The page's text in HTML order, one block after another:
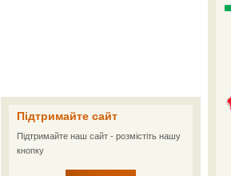
Підтримайте сайт
Підтримайте наш сайт - розмістіть нашу
кнопку